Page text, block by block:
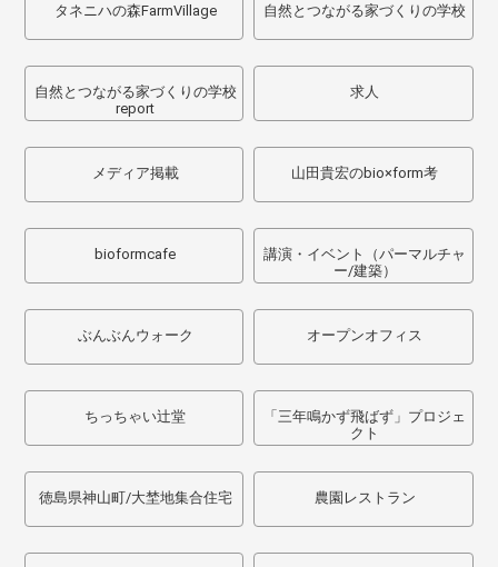
タネニハの森FarmVillage 自然とつながる家づくりの学校
自然とつながる家づくりの学校
report
求人
メディア掲載 山田貴宏のbio×form考
bioformcafe
講演・イベント（パーマルチャ
ー/建築）
ぶんぶんウォーク オープンオフィス
ちっちゃい辻堂
「三年鳴かず飛ばず」プロジェ
クト
徳島県神山町/大埜地集合住宅 農園レストラン